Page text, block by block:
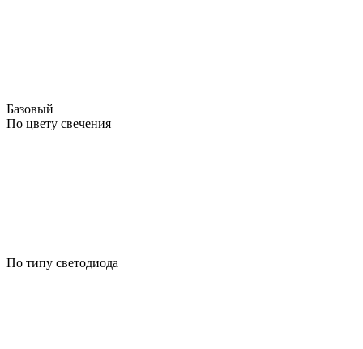
Базовый
По цвету свечения
По типу светодиода